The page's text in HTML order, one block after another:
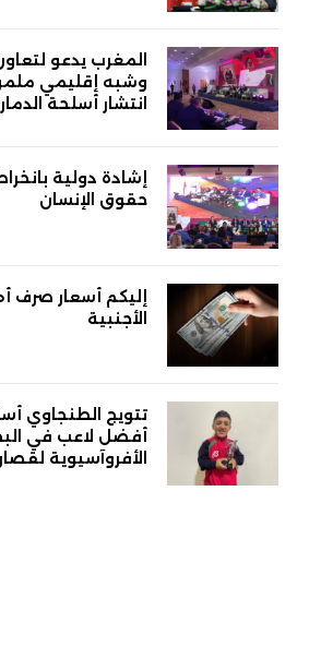
المغرب يدعو
وشبه إقليمي
انتشار أسلحة
إشادة دولية
حقوق الإنسان
إليكم أسعار صرف
الأجنبية
تتويج الطنجاوي
أفضل لاعب في
الأفروآسيوية